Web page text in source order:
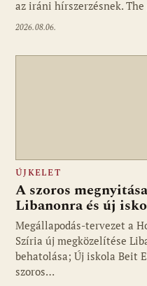
az iráni hírszerzésnek.
2026.08.06.
ÚJKELET
A szoros
Libanonra és új
Megállapodás-tervezet a
Szíria új megközelítése
behatolása; Új iskola Beit
szoros…